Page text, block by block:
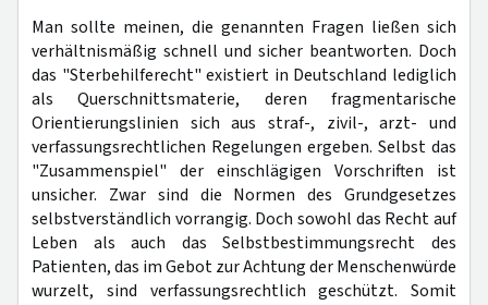
Man sollte meinen, die genannten Fragen ließen sich
verhältnismäßig schnell und sicher beantworten. Doch
das "Sterbehilferecht" existiert in Deutschland lediglich
als Querschnittsmaterie, deren fragmentarische
Orientierungslinien sich aus straf-, zivil-, arzt- und
verfassungsrechtlichen Regelungen ergeben. Selbst das
"Zusammenspiel" der einschlägigen Vorschriften ist
unsicher. Zwar sind die Normen des Grundgesetzes
selbstverständlich vorrangig. Doch sowohl das Recht auf
Leben als auch das Selbstbestimmungsrecht des
Patienten, das im Gebot zur Achtung der Menschenwürde
wurzelt, sind verfassungsrechtlich geschützt. Somit